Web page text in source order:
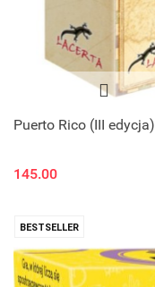
Puerto Rico (III edycja)
145.00
BESTSELLER